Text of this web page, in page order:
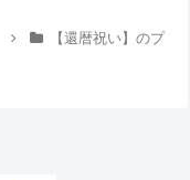
【還暦祝い】のプ